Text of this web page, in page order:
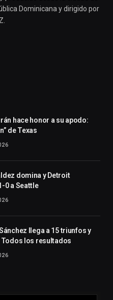
Dominicana y dirigido por
hace honor a su apodo:
de Texas
domina y Detroit
0 a Seattle
llega a 15 triunfos y
Todos los resultados